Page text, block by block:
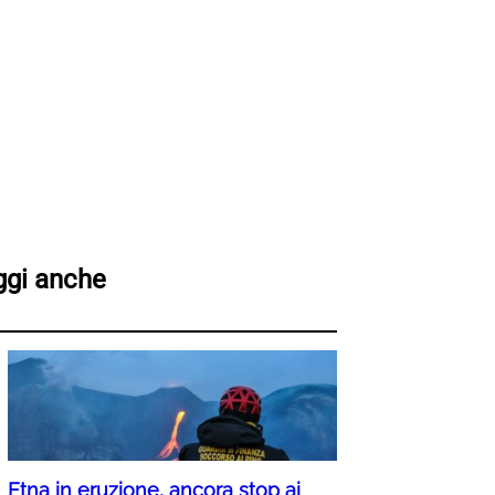
anche
Etna in eruzione, ancora stop ai